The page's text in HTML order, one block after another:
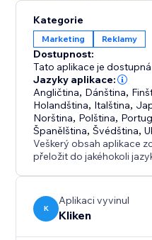
Kategorie
Marketing Reklamy
Dostupnost:
Tato aplikace je
Jazyky aplikace:
Angličtina, Dánština,
Holandština, Italština,
Norština, Polština,
Španělština,Švédština,
Veškerý obsah aplikace
přeložit do jakéhokoli
K
Aplikaci vyvinul
Kliken